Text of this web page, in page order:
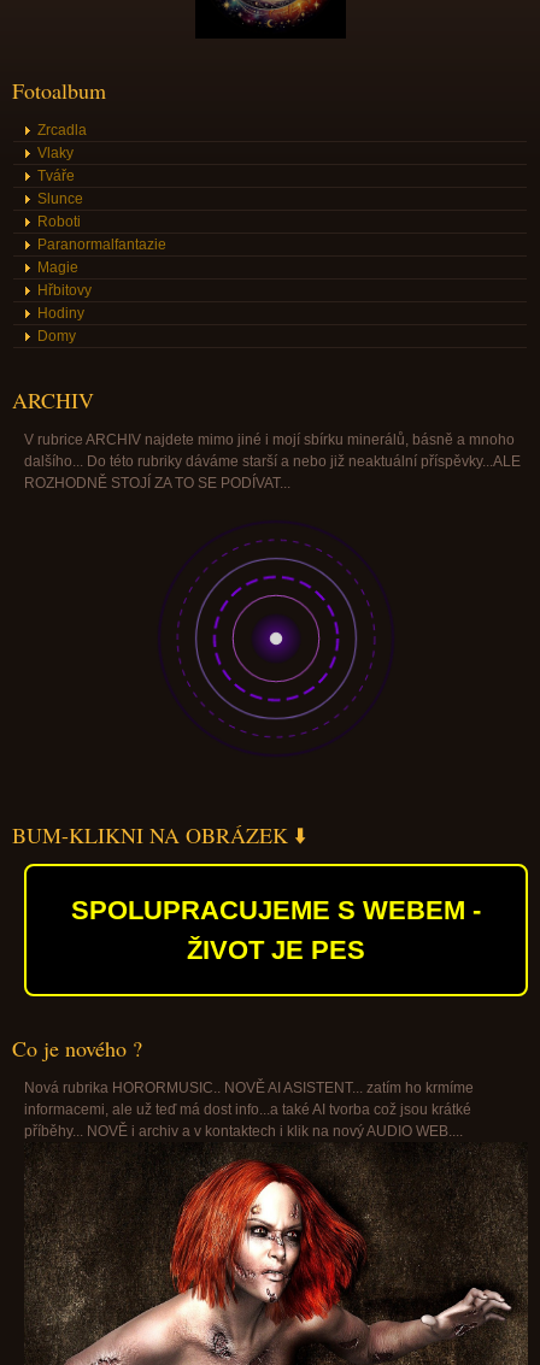
Fotoalbum
Zrcadla
Vlaky
Tváře
Slunce
Roboti
Paranormalfantazie
Magie
Hřbitovy
Hodiny
Domy
ARCHIV
V rubrice ARCHIV najdete mimo jiné i mojí sbírku minerálů, básně a mnoho
dalšího... Do této rubriky dáváme starší a nebo již neaktuální příspěvky...ALE
ROZHODNĚ STOJÍ ZA TO SE PODÍVAT...
BUM-KLIKNI NA OBRÁZEK ⬇️
SPOLUPRACUJEME S WEBEM -
ŽIVOT JE PES
Co je nového ?
Nová rubrika HORORMUSIC.. NOVĚ AI ASISTENT... zatím ho krmíme
informacemi, ale už teď má dost info...a také AI tvorba což jsou krátké
příběhy... NOVĚ i archiv a v kontaktech i klik na nový AUDIO WEB....